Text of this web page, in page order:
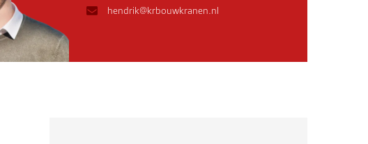
hendrik@krbouwkranen.nl